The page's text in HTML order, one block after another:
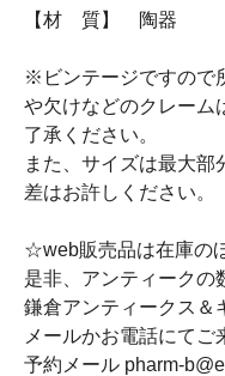
【材 質】 陶器
※ビンテージですので
や欠けなどのクレーム
了承ください。
また、サイズは最大部
差はお許しください。
☆web販売品は在庫の
是非、アンティークの
鎌倉アンティークス＆
メールかお電話にてご
予約メール pharm-